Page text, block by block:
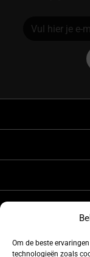
Om de beste
technologieën zoals